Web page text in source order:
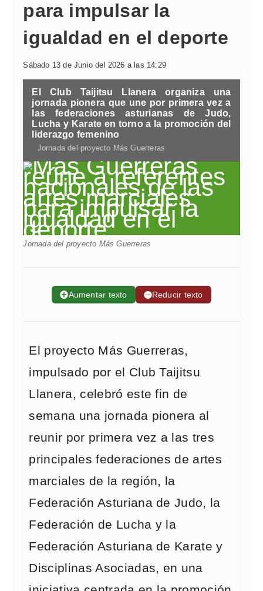
para impulsar la
igualdad en el deporte
Sábado 13 de Junio del 2026 a las 14:29
El Club Taijitsu Llanera organiza una
jornada pionera que une por primera vez a
las federaciones asturianas de Judo,
Lucha y Karate en torno a la promoción del
liderazgo femenino
Jornada del proyecto Más Guerreras
Jornada del proyecto Más Guerreras
➕Aumentar texto ➖Reducir texto
El proyecto Más Guerreras,
impulsado por el Club Taijitsu
Llanera, celebró este fin de
semana una jornada pionera al
reunir por primera vez a las tres
principales federaciones de artes
marciales de la región, la
Federación Asturiana de Judo, la
Federación de Lucha y la
Federación Asturiana de Karate y
Disciplinas Asociadas, en una